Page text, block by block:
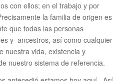
con ellos; en el trabajo y por
la familia de origen es
que todas las personas
y ancestros, así como cualquier
nuestra vida, existencia y
nuestro sistema de referencia.